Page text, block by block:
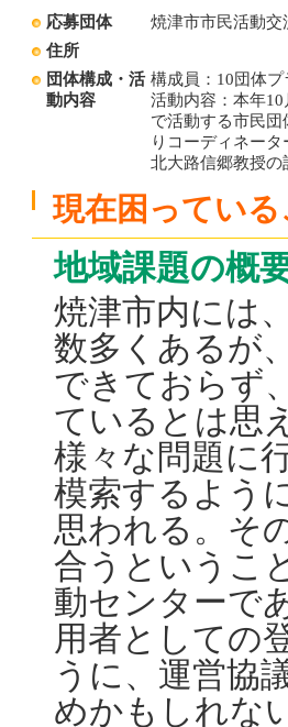
応募団体
焼津市市民活動
住所
団体構成・活
動内容
構成員：10団体
活動内容：本年
で活動する市民
りコーディネー
北大路信郷教授
現在困ってい
地域課題の概
焼津市内には
数多くあるが
できておらず
ているとは思
様々な問題に
模索するよう
思われる。そ
合うというこ
動センターで
用者としての
うに、運営協
めかもしれな
地域人材育成・プロジェクト部門とは
社会連携シーズ集
教員データベース
ニュースレター